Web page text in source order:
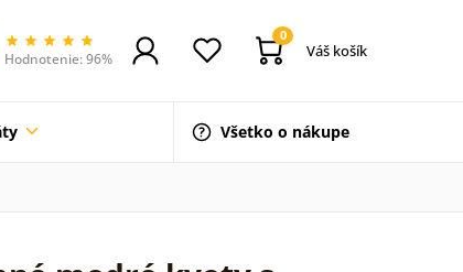
Hodnotenie: 96%
0
Váš košík
Všetko o nákupe